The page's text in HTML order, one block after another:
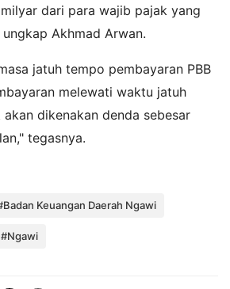
dari para wajib pajak yang
Akhmad Arwan.
jatuh tempo pembayaran PBB
melewati waktu jatuh
dikenakan denda sebesar
tegasnya.
Keuangan Daerah Ngawi
#Ngawi